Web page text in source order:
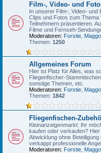
Film-, Video- und
In unserer Film-, Video-
Clips und Fotos zum
Teilnehmern präsentieren.
Filme und Fernseh-
Moderatoren: Forstie
Themen: 1250
Allgemeines Forum
Hier ist Platz für Alles, was
Fliegenfischer-
sonstige Themen, etc.
Moderatoren: Forstie
Themen: 1842
Fliegenfischen-
Kleinanzeigenmarkt: Ihr
kaufen oder verkaufen?
Abwicklung ohne
verkappt professionelle
Moderatoren: Forstie